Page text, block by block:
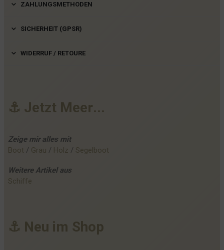
ZAHLUNGSMETHODEN
SICHERHEIT (GPSR)
WIDERRUF / RETOURE
⚓ Jetzt Meer...
Zeige mir alles mit
Boot / Grau / Holz / Segelboot
Weitere Artikel aus
Schiffe
⚓ Neu im Shop